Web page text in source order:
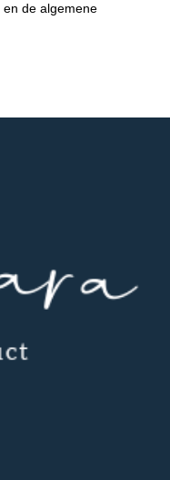
en dealgemene